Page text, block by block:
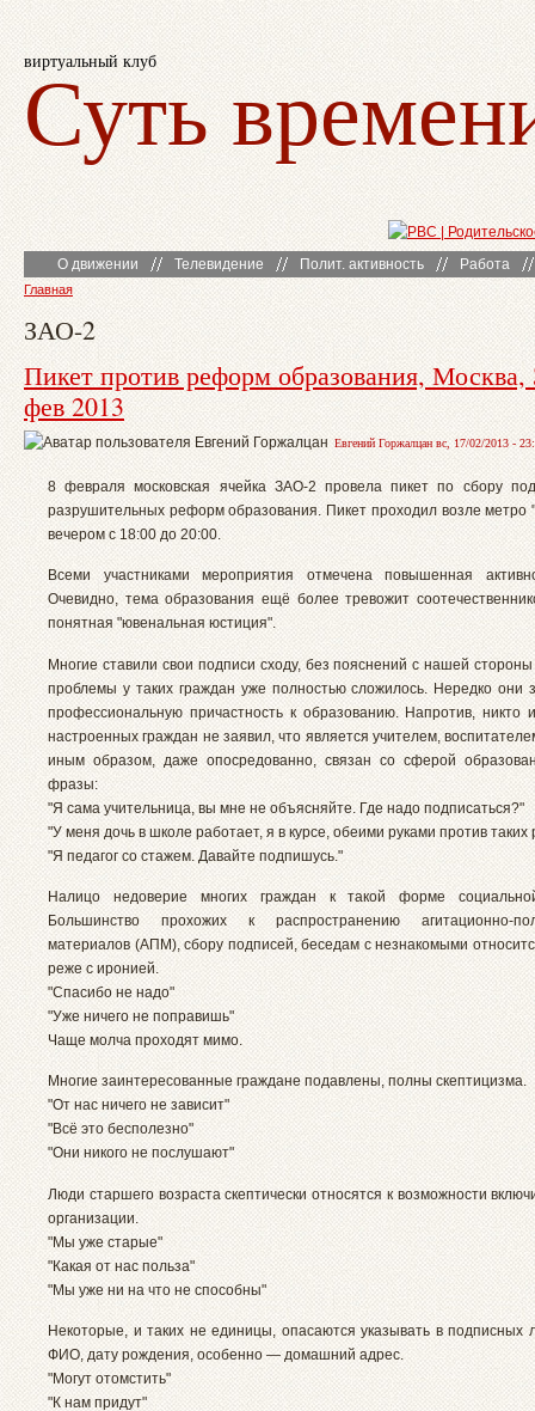
виртуальный клуб
Суть
О движении Телевидение Полит. активность Работа
Главная
ЗАО-2
Пикет против реформ образования,
фев 2013
Евгений Горжалцан вс, 17/02/2013 -
8 февраля московская ячейка ЗАО-2 провела пикет по сбору
разрушительных реформ образования. Пикет проходил возле метро
вечером с 18:00 до 20:00.
Всеми участниками мероприятия отмечена повышенная
Очевидно, тема образования ещё более тревожит
понятная "ювенальная юстиция".
Многие ставили свои подписи сходу, без пояснений с нашей
проблемы у таких граждан уже полностью сложилось. Нередко они
профессиональную причастность к образованию. Напротив, никто
настроенных граждан не заявил, что является учителем,
иным образом, даже опосредованно, связан со сферой
фразы:
"Я сама учительница, вы мне не объясняйте. Где надо подписаться?"
"У меня дочь в школе работает, я в курсе, обеими руками против
"Я педагог со стажем. Давайте подпишусь."
Налицо недоверие многих граждан к такой форме
Большинство прохожих к распространению агитационно-
материалов (АПМ), сбору подписей, беседам с незнакомыми
реже с иронией.
"Спасибо не надо"
"Уже ничего не поправишь"
Чаще молча проходят мимо.
Многие заинтересованные граждане подавлены, полны скептицизма.
"От нас ничего не зависит"
"Всё это бесполезно"
"Они никого не послушают"
Люди старшего возраста скептически относятся к возможности
организации.
"Мы уже старые"
"Какая от нас польза"
"Мы уже ни на что не способны"
Некоторые, и таких не единицы, опасаются указывать в подписных
ФИО, дату рождения, особенно — домашний адрес.
"Могут отомстить"
"К нам придут"